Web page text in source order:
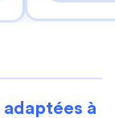
adaptées à